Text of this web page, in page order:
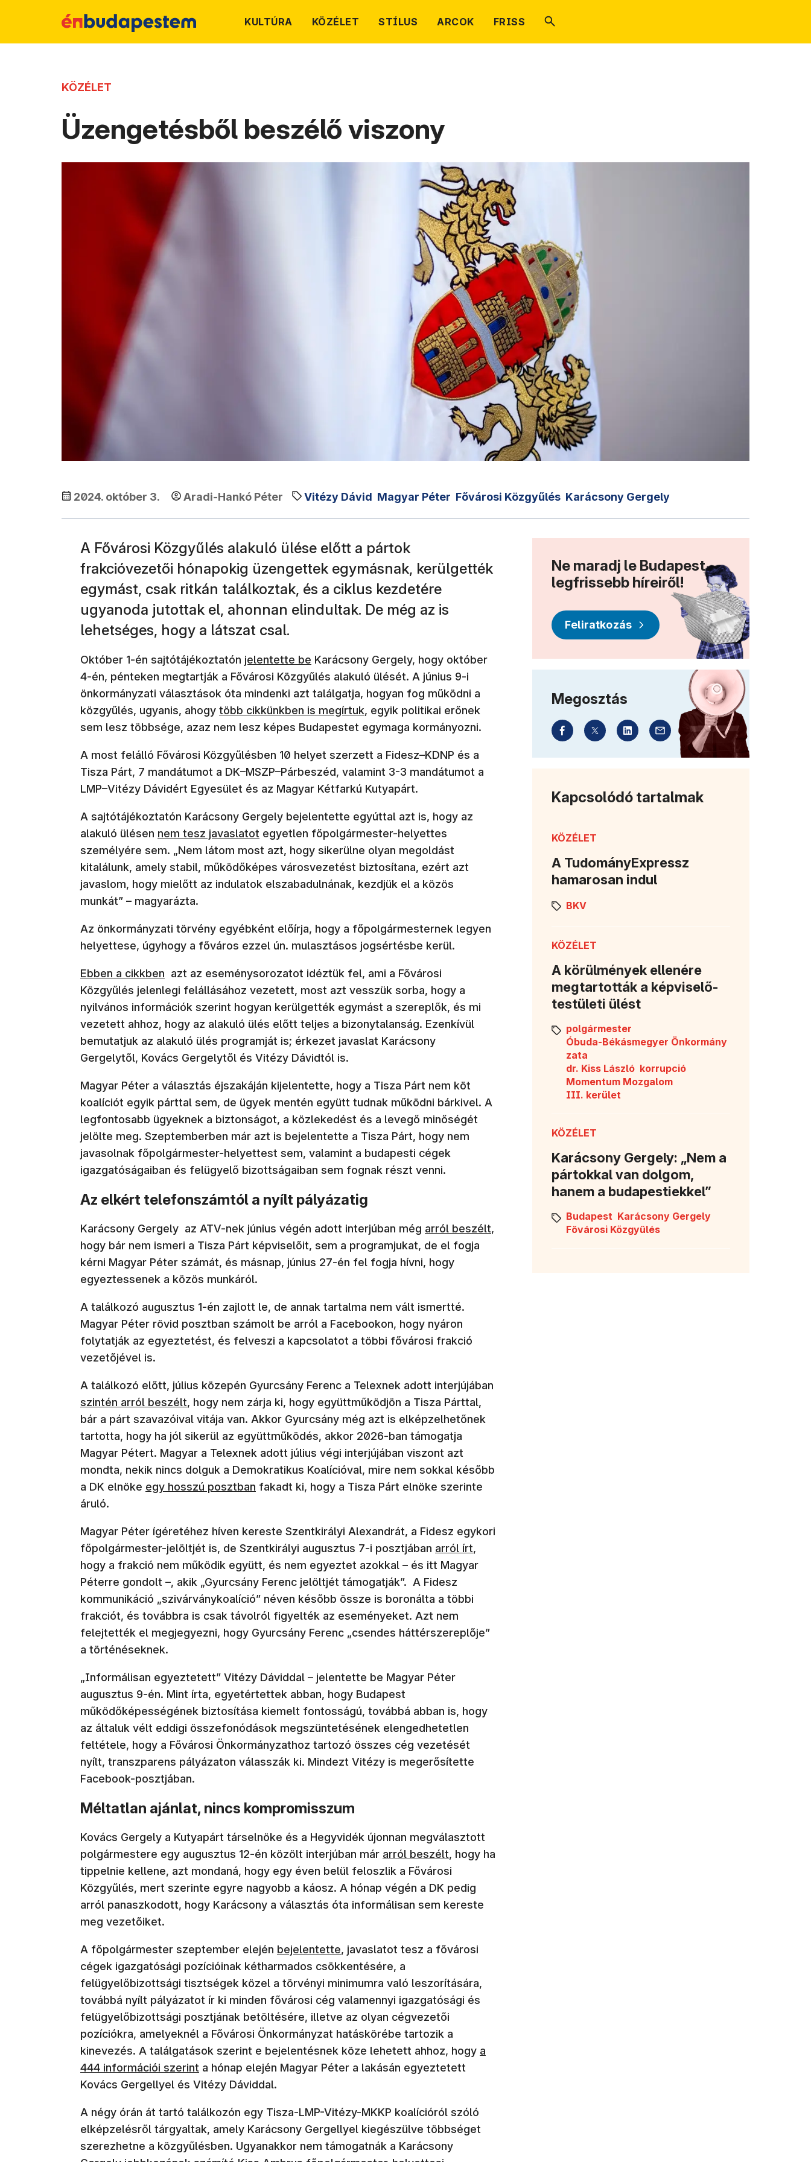
KULTÚRA KÖZÉLET STÍLUS ARCOK FRISS
KÖZÉLET
Üzengetésből beszélő viszony
2024. október 3. Aradi-Hankó Péter Vitézy Dávid Magyar Péter Fővárosi Közgyűlés Karácsony Gergely
A Fővárosi Közgyűlés alakuló ülése előtt a pártok
frakcióvezetői hónapokig üzengettek egymásnak, kerülgették
egymást, csak ritkán találkoztak, és a ciklus kezdetére
ugyanoda jutottak el, ahonnan elindultak. De még az is
lehetséges, hogy a látszat csal.
Október 1-én sajtótájékoztatón (új ablakban nyílik meg)
jelentette be Karácsony Gergely, hogy október
4-én, pénteken megtartják a Fővárosi Közgyűlés alakuló ülését. A június 9-i
önkormányzati választások óta mindenki azt találgatja, hogyan fog működni a
közgyűlés, ugyanis, ahogy több cikkünkben is megírtuk, egyik politikai erőnek
sem lesz többsége, azaz nem lesz képes Budapestet egymaga kormányozni.
A most felálló Fővárosi Közgyűlésben 10 helyet szerzett a Fidesz–KDNP és a
Tisza Párt, 7 mandátumot a DK–MSZP–Párbeszéd, valamint 3-3 mandátumot a
LMP–Vitézy Dávidért Egyesület és az Magyar Kétfarkú Kutyapárt.
A sajtótájékoztatón Karácsony Gergely bejelentette egyúttal azt is, hogy az
alakuló ülésen nem tesz javaslatot egyetlen főpolgármester-helyettes
személyére sem. „Nem látom most azt, hogy sikerülne olyan megoldást
kitalálunk, amely stabil, működőképes városvezetést biztosítana, ezért azt
javaslom, hogy mielőtt az indulatok elszabadulnának, kezdjük el a közös
munkát” – magyarázta.
Az önkormányzati törvény egyébként előírja, hogy a főpolgármesternek legyen
helyettese, úgyhogy a főváros ezzel ún. mulasztásos jogsértésbe kerül.
Ebben a cikkben azt az eseménysorozatot idéztük fel, ami a Fővárosi
Közgyűlés jelenlegi felállásához vezetett, most azt vesszük sorba, hogy a
nyilvános információk szerint hogyan kerülgették egymást a szereplők, és mi
vezetett ahhoz, hogy az alakuló ülés előtt teljes a bizonytalanság. Ezenkívül
bemutatjuk az alakuló ülés programját is; érkezet javaslat Karácsony
Gergelytől, Kovács Gergelytől és Vitézy Dávidtól is.
Magyar Péter a választás éjszakáján kijelentette, hogy a Tisza Párt nem köt
koalíciót egyik párttal sem, de ügyek mentén együtt tudnak működni bárkivel. A
legfontosabb ügyeknek a biztonságot, a közlekedést és a levegő minőségét
jelölte meg. Szeptemberben már azt is bejelentette a Tisza Párt, hogy nem
javasolnak főpolgármester-helyettest sem, valamint a budapesti cégek
igazgatóságaiban és felügyelő bizottságaiban sem fognak részt venni.
Az elkért telefonszámtól a nyílt pályázatig
Karácsony Gergely az ATV-nek június végén adott interjúban még arról beszélt,
hogy bár nem ismeri a Tisza Párt képviselőit, sem a programjukat, de el fogja
kérni Magyar Péter számát, és másnap, június 27-én fel fogja hívni, hogy
egyeztessenek a közös munkáról.
A találkozó augusztus 1-én zajlott le, de annak tartalma nem vált ismertté.
Magyar Péter rövid posztban számolt be arról a Facebookon, hogy nyáron
folytatják az egyeztetést, és felveszi a kapcsolatot a többi fővárosi frakció
vezetőjével is.
A találkozó előtt, július közepén Gyurcsány Ferenc a Telexnek adott interjújában
szintén arról beszélt, hogy nem zárja ki, hogy együttműködjön a Tisza Párttal,
bár a párt szavazóival vitája van. Akkor Gyurcsány még azt is elképzelhetőnek
tartotta, hogy ha jól sikerül az együttműködés, akkor 2026-ban támogatja
Magyar Pétert. Magyar a Telexnek adott július végi interjújában viszont azt
mondta, nekik nincs dolguk a Demokratikus Koalícióval, mire nem sokkal később
a DK elnöke egy hosszú posztban fakadt ki, hogy a Tisza Párt elnöke szerinte
áruló.
Magyar Péter ígéretéhez híven kereste Szentkirályi Alexandrát, a Fidesz egykori
főpolgármester-jelöltjét is, de Szentkirályi augusztus 7-i posztjában arról írt,
hogy a frakció nem működik együtt, és nem egyeztet azokkal – és itt Magyar
Péterre gondolt –, akik „Gyurcsány Ferenc jelöltjét támogatják”. A Fidesz
kommunikáció „szivárványkoalíció” néven később össze is boronálta a többi
frakciót, és továbbra is csak távolról figyelték az eseményeket. Azt nem
felejtették el megjegyezni, hogy Gyurcsány Ferenc „csendes háttérszereplője”
a történéseknek.
„Informálisan egyeztetett” Vitézy Dáviddal – jelentette be Magyar Péter
augusztus 9-én. Mint írta, egyetértettek abban, hogy Budapest
működőképességének biztosítása kiemelt fontosságú, továbbá abban is, hogy
az általuk vélt eddigi összefonódások megszüntetésének elengedhetetlen
feltétele, hogy a Fővárosi Önkormányzathoz tartozó összes cég vezetését
nyílt, transzparens pályázaton válasszák ki. Mindezt Vitézy is megerősítette
Facebook-posztjában.
Méltatlan ajánlat, nincs kompromisszum
Kovács Gergely a Kutyapárt társelnöke és a Hegyvidék újonnan megválasztott
polgármestere egy augusztus 12-én közölt interjúban már arról beszélt, hogy ha
tippelnie kellene, azt mondaná, hogy egy éven belül feloszlik a Fővárosi
Közgyűlés, mert szerinte egyre nagyobb a káosz. A hónap végén a DK pedig
arról panaszkodott, hogy Karácsony a választás óta informálisan sem kereste
meg vezetőiket.
A főpolgármester szeptember elején bejelentette, javaslatot tesz a fővárosi
cégek igazgatósági pozícióinak kétharmados csökkentésére, a
felügyelőbizottsági tisztségek közel a törvényi minimumra való leszorítására,
továbbá nyílt pályázatot ír ki minden fővárosi cég valamennyi igazgatósági és
felügyelőbizottsági posztjának betöltésére, illetve az olyan cégvezetői
pozíciókra, amelyeknél a Fővárosi Önkormányzat hatáskörébe tartozik a
kinevezés. A találgatások szerint e bejelentésnek köze lehetett ahhoz, hogy a
444 információi szerint a hónap elején Magyar Péter a lakásán egyeztetett
Kovács Gergellyel és Vitézy Dáviddal.
A négy órán át tartó találkozón egy Tisza-LMP-Vitézy-MKKP koalícióról szóló
elképzelésről tárgyaltak, amely Karácsony Gergellyel kiegészülve többséget
szerezhetne a közgyűlésben. Ugyanakkor nem támogatnák a Karácsony
Ne maradj le Budapest
legfrissebb híreiről!
Feliratkozás
Megosztás
Kapcsolódó tartalmak
KÖZÉLET
A TudományExpressz
hamarosan indul
BKV
KÖZÉLET
A körülmények ellenére
megtartották a képviselő-
testületi ülést
polgármester
Óbuda-Békásmegyer Önkormány
zata
dr. Kiss László korrupció
Momentum Mozgalom
III. kerület
KÖZÉLET
Karácsony Gergely: „Nem a
pártokkal van dolgom,
hanem a budapestiekkel”
Budapest Karácsony Gergely
Fővárosi Közgyűlés